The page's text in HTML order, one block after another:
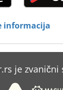
informacija
je zvanični